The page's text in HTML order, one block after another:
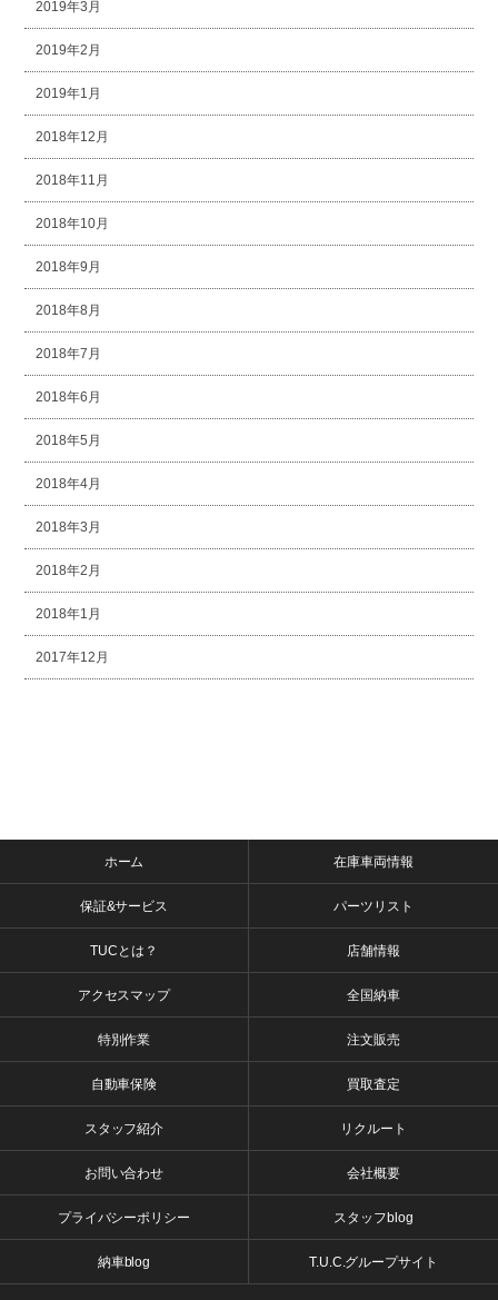
2019年3月
2019年2月
2019年1月
2018年12月
2018年11月
2018年10月
2018年9月
2018年8月
2018年7月
2018年6月
2018年5月
2018年4月
2018年3月
2018年2月
2018年1月
2017年12月
ホーム 在庫車両情報
保証&サービス パーツリスト
TUCとは？ 店舗情報
アクセスマップ 全国納車
特別作業 注文販売
自動車保険 買取査定
スタッフ紹介 リクルート
お問い合わせ 会社概要
プライバシーポリシー スタッフblog
納車blog T.U.C.グループサイト